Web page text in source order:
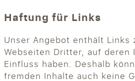
Haftung für Links
Unser Angebot enthält Links
Webseiten Dritter, auf deren
Einfluss haben. Deshalb
fremden Inhalte auch keine